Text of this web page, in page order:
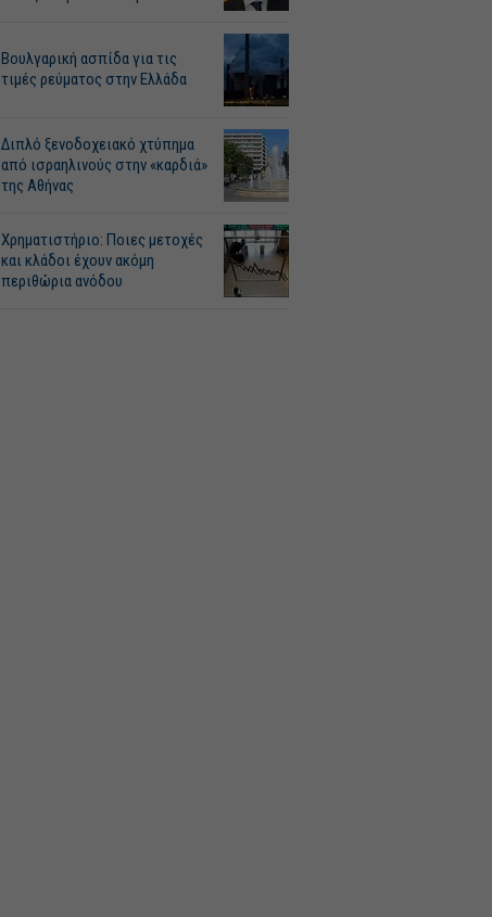
Βουλγαρική ασπίδα για τις
τιμές ρεύματος στην Ελλάδα
Διπλό ξενοδοχειακό χτύπημα
από ισραηλινούς στην «καρδιά»
της Αθήνας
Χρηματιστήριο: Ποιες μετοχές
και κλάδοι έχουν ακόμη
περιθώρια ανόδου